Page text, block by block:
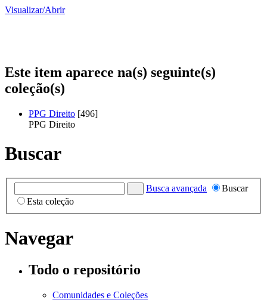
Visualizar/Abrir
Este item aparece na(s) seguinte(s)
coleção(s)
PPG Direito [496]
PPG Direito
Buscar
Busca avançada
Buscar
Esta coleção
Navegar
Todo o repositório
Comunidades e Coleções